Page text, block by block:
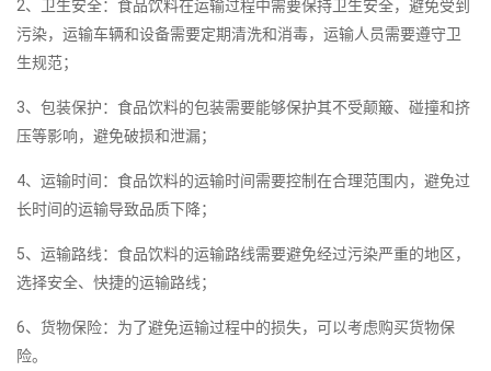
2、卫生安全：食品饮料在运输过程中需要保持卫生安全，避免受到
污染，运输车辆和设备需要定期清洗和消毒，运输人员需要遵守卫
生规范；
3、包装保护：食品饮料的包装需要能够保护其不受颠簸、碰撞和挤
压等影响，避免破损和泄漏；
4、运输时间：食品饮料的运输时间需要控制在合理范围内，避免过
长时间的运输导致品质下降；
5、运输路线：食品饮料的运输路线需要避免经过污染严重的地区，
选择安全、快捷的运输路线；
6、货物保险：为了避免运输过程中的损失，可以考虑购买货物保
险。